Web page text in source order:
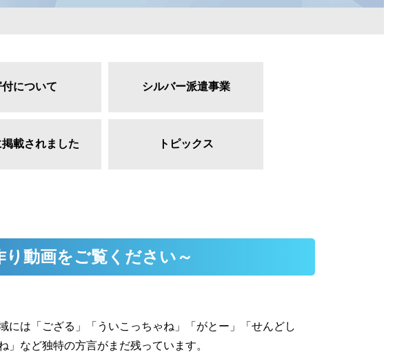
付について シルバー派遣事業
載されました トピックス
動画をご覧ください～
には「ござる」「ういこっちゃね」「がとー」「せんどし
」など独特の方言がまだ残っています。